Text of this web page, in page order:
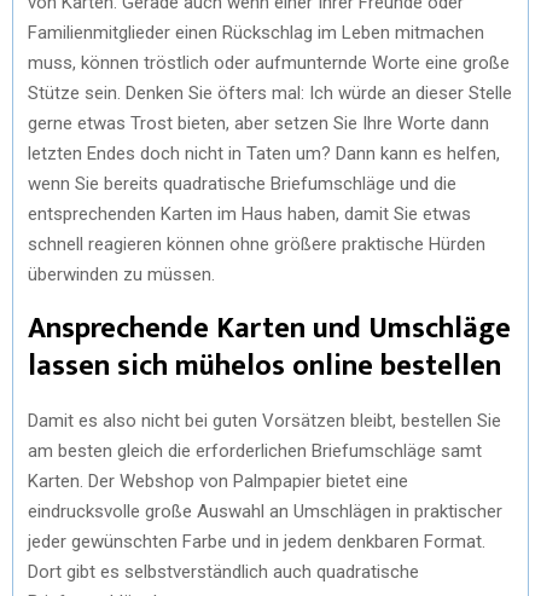
Familienmitglieder einen Rückschlag im Leben mitmachen
muss, können tröstlich oder aufmunternde Worte eine große
Stütze sein. Denken Sie öfters mal: Ich würde an dieser Stelle
gerne etwas Trost bieten, aber setzen Sie Ihre Worte dann
letzten Endes doch nicht in Taten um? Dann kann es helfen,
wenn Sie bereits quadratische Briefumschläge und die
entsprechenden Karten im Haus haben, damit Sie etwas
schnell reagieren können ohne größere praktische Hürden
überwinden zu müssen.
Ansprechende Karten und Umschläge
lassen sich mühelos online bestellen
Damit es also nicht bei guten Vorsätzen bleibt, bestellen Sie
am besten gleich die erforderlichen Briefumschläge samt
Karten. Der Webshop von Palmpapier bietet eine
eindrucksvolle große Auswahl an Umschlägen in praktischer
jeder gewünschten Farbe und in jedem denkbaren Format.
Dort gibt es selbstverständlich auch quadratische